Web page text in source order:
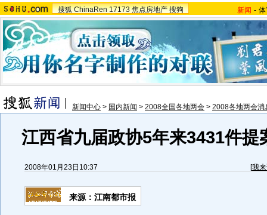
搜狐 ChinaRen 17173 焦点房地产 搜狗 新闻 -
新闻中心 > 国内新闻 > 2008全国各地两会 > 2008各地两会消
江西省九届政协5年来3431件提
2008年01月23日10:37 [我
来源：江南都市报